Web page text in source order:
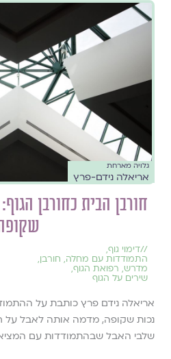
גלויה מארחת
אריאלה נידם-פרץ
חורבן הבית כחורבן
//דימוי גוף,
התמודדות עם מחלה, חורבן,
מדרש, רפואת הגוף,
שירים על הגוף
אריאלה נידם פרץ כותבת על
נכות שקופה, מדמה אותה לאבל על
שלבי האבל שבהתמודדות עם